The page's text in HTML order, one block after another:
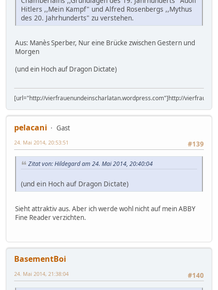
Hitlers ,,Mein Kampf" und Alfred Rosenbergs ,,Mythus
des 20. Jahrhunderts" zu verstehen.
Aus: Manès Sperber, Nur eine Brücke zwischen Gestern und
Morgen
(und ein Hoch auf Dragon Dictate)
[url="http://vierfrauenundeinscharlatan.wordpress.com"]http://
pelacani
Gast
#139
24. Mai 2014, 20:53:51
Zitat von: Hildegard am 24. Mai 2014, 20:40:04
(und ein Hoch auf Dragon Dictate)
Sieht attraktiv aus. Aber ich werde wohl nicht auf mein ABBY
Fine Reader verzichten.
BasementBoi
#140
24. Mai 2014, 21:38:04